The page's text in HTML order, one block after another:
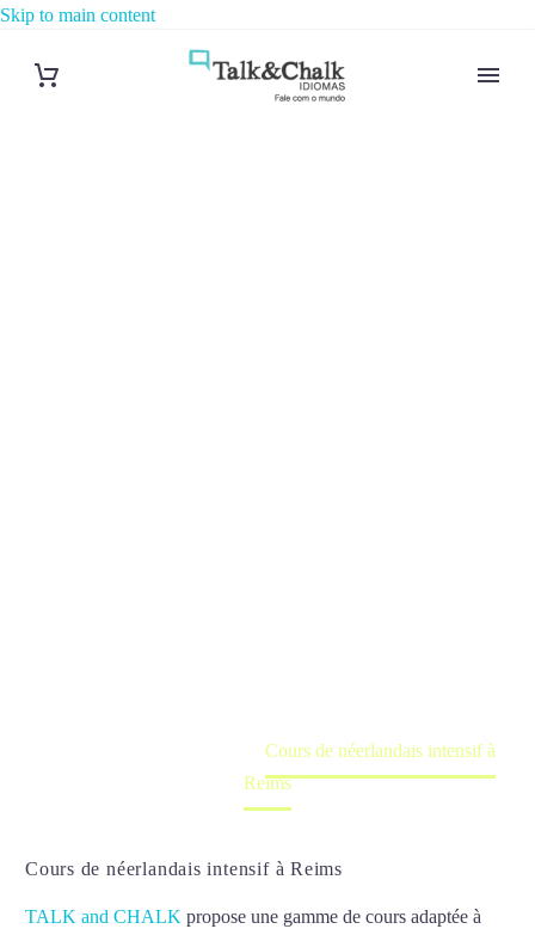
Skip to main content
Cours de néerlandais intensif à
Reims
Cours de néerlandais intensif à Reims
TALK and CHALK propose une gamme de cours adaptée à